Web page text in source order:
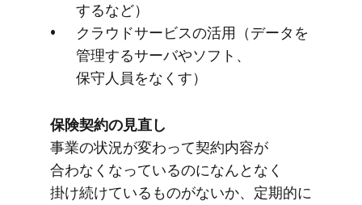
するなど）
クラウドサービスの​活用​（データを​
管理する​サーバや​ソフト、​
保守人員を​なくす）
保険契約の​見直し
事業の​状況が​変わって​契約内容が​
合わなくなっているのに​なんとなく​
掛け続けている​ものが​ないか、​定期的に​